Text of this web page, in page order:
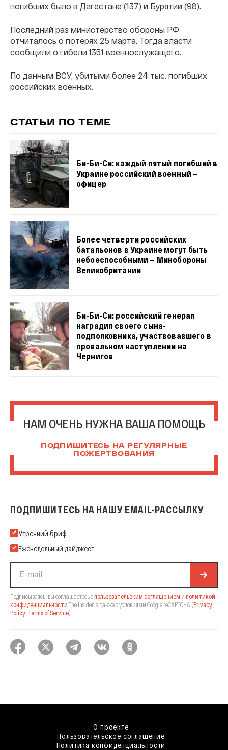
погибших было в Дагестане (137) и Бурятии (98).
Последний раз министерство обороны РФ
отчиталось о потерях 25 марта. Тогда власти
сообщили о гибели 1351 военнослужащего.
По данным ВСУ, убитыми более 24 тыс. погибших
российских военных.
СТАТЬИ ПО ТЕМЕ
Би-Би-Си: каждый пятый погибший в
Украине российский военный —
офицер
Более четверти российских
батальонов в Украине могут быть
небоеспособными — Минобороны
Великобритании
Би-Би-Си: российский генерал
наградил своего сына-
подполковника, участвовавшего в
провальном наступлении на
Чернигов
НАМ ОЧЕНЬ НУЖНА ВАША ПОМОЩЬ
ПОДПИШИТЕСЬ НА РЕГУЛЯРНЫЕ
ПОЖЕРТВОВАНИЯ
ПОДПИШИТЕСЬ НА НАШУ EMAIL-РАССЫЛКУ
Подпишитесь на нашу Email-рассылку
Утренний бриф
Еженедельный дайджест
Подписываясь, вы соглашаетесь спользовательским соглашением и политикой
конфиденциальности The Insider, а также с условиями Google reCAPTCHA (Privacy
Policy Terms of Service).
О проекте
Пользовательское соглашение
Политика конфиденциальности